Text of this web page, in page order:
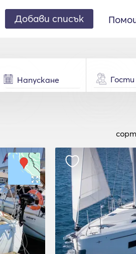
Добави списък
Гости